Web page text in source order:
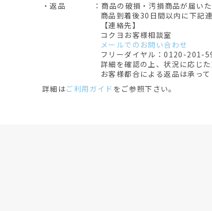
・返品
：商品の破損・汚損商品が届いた
商品到着後30日間以内に下記
【連絡先】
コクヨお客様相談室
メールでのお問い合わせ
フリーダイヤル：0120-201-
詳細を確認の上、状況に応じ
お客様都合による返品は承って
詳細はご利用ガイド をご参照下さい。